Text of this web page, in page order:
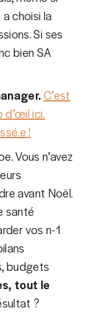
choisi la
Si ses
bien SA
C’est
d’œil ici.
!
Vous n’avez
avant Noël.
santé
vos n-1
budgets
tout le
?